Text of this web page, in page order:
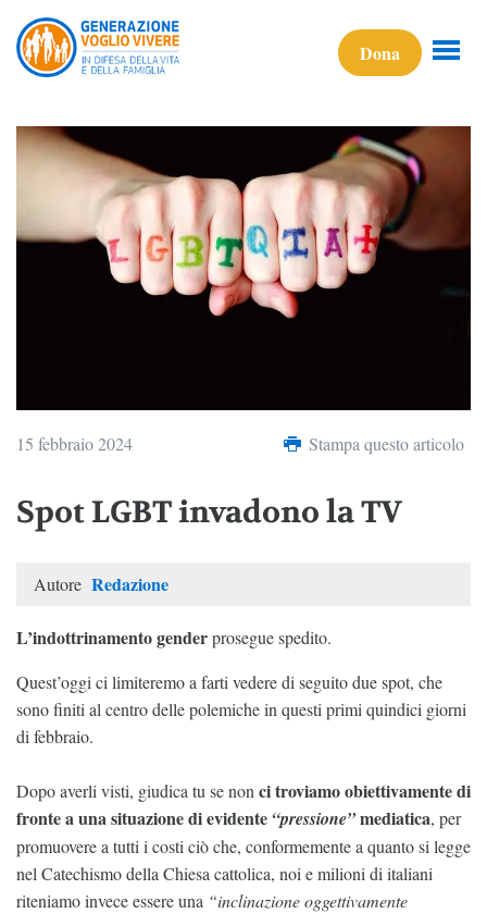
Dona
15 febbraio 2024 Stampa questo articolo
Spot LGBT invadono la TV
Autore Redazione
L’indottrinamento genderprosegue spedito.
Quest’oggi ci limiteremo a farti vedere di seguito due spot, che
sono finiti al centro delle polemiche in questi primi quindici giorni
di febbraio.
Dopo averli visti, giudica tu se non ci troviamo obiettivamente di
fronte a una situazione di evidente “pressione”mediatica, per
promuovere a tutti i costi ciò che, conformemente a quanto si legge
nel Catechismo della Chiesa cattolica, noi e milioni di italiani
riteniamo invece essere una “inclinazione oggettivamente